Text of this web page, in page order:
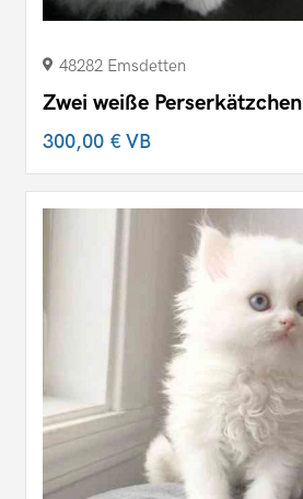
48282 Emsdetten
Zwei weiße Perserkätzchen
300,00 €VB